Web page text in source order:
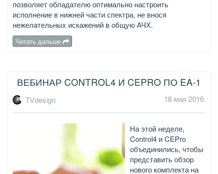
позволяет обладателю оптимально настроить
исполнение в нижней части спектра, не внося
нежелательных искажений в общую АЧХ.
Читать дальше
ВЕБИНАР CONTROL4 И CEPRO ПО EA-1
TVdesign 18 мая 2016
На этой неделе,
Control4 и CEPro
объединились, чтобы
представить обзор
нового комплекта на